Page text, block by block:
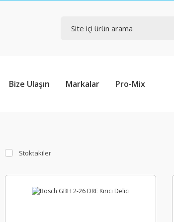
Bize Ulaşın Markalar Pro-Mix
Stoktakiler